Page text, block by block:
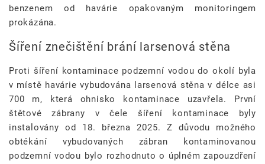
benzenem od havárie opakovaným monitoringem
prokázána.
Šíření znečištění brání larsenová stěna
Proti šíření kontaminace podzemní vodou do okolí byla
v místě havárie vybudována larsenová stěna v délce asi
700 m, která ohnisko kontaminace uzavřela. První
štětové zábrany v čele šíření kontaminace byly
instalovány od 18. března 2025. Z důvodu možného
obtékání vybudovaných zábran kontaminovanou
podzemní vodou bylo rozhodnuto o úplném zapouzdření